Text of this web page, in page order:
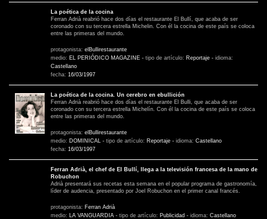
La poética de la cocina
Ferran Adrià reabrió hace dos días el restaurante El Bullí, que acaba de ser
coronado con su tercera estrella Michelin. Con él la cocina de este país se coloca
entre las primeras del mundo.
protagonista: elBullirestaurante
medio: EL PERIÓDICO MAGAZINE - tipo de artículo: Reportaje - idioma:
Castellano
fecha: 16/03/1997
La poética de la cocina. Un cerebro en ebullición
Ferran Adrià reabrió hace dos días el restaurante El Bulli, que acaba de ser
coronado con su tercera estrella Michelín. Con él la cocina de este país se coloca
entre las primeras del mundo.
protagonista: elBullirestaurante
medio: DOMINICAL - tipo de artículo: Reportaje - idioma: Castellano
fecha: 16/03/1997
Ferran Adrià, el chef de El Bullí, llega a la televisión francesa de la mano de
Robuchon
Adrià presentará sus recetas esta semana en el popular programa de gastronomía,
líder de audencia, presentado por Joel Robuchon en el primer canal francés.
protagonista: Ferran Adrià
medio: LA VANGUARDIA - tipo de artículo: Publicidad - idioma: Castellano